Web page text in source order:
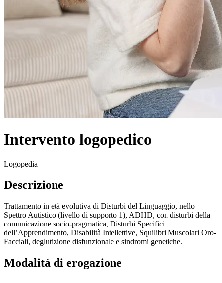
Intervento logopedico
Logopedia
Descrizione
Trattamento in età evolutiva di Disturbi del Linguaggio, nello
Spettro Autistico (livello di supporto 1), ADHD, con disturbi della
comunicazione socio-pragmatica, Disturbi Specifici
dell’Apprendimento, Disabilità Intellettive, Squilibri Muscolari Oro-
Facciali, deglutizione disfunzionale e sindromi genetiche.
Modalità di erogazione